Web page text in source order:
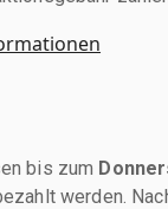
bis zum
werden.